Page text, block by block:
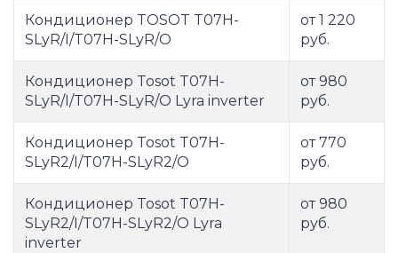
Кондиционер TOSOT T07H-
SLyR/I/T07H-SLyR/O
от 1 220
руб.
Кондиционер Tosot T07H-
SLyR/I/T07H-SLyR/O Lyra inverter
от 980
руб.
Кондиционер Tosot T07H-
SLyR2/I/T07H-SLyR2/O
от 770
руб.
Кондиционер Tosot T07H-
SLyR2/I/T07H-SLyR2/O Lyra
inverter
от 980
руб.